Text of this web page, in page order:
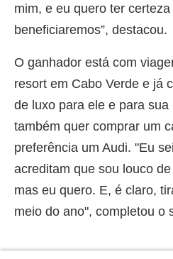
mim, e eu quero ter
beneficiaremos”, destacou.
O ganhador está com
resort em Cabo Verde e já
de luxo para ele e para
também quer comprar um
preferência um Audi. "Eu
acreditam que sou louco
mas eu quero. E, é claro,
meio do ano", completou o